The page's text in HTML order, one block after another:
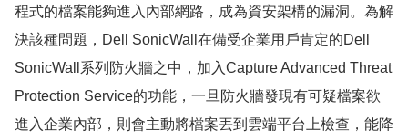
程式的檔案能夠進入內部網路，成為資安架構的漏洞。為解
決該種問題，Dell SonicWall在備受企業用戶肯定的Dell
SonicWall系列防火牆之中，加入Capture Advanced Threat
Protection Service的功能，一旦防火牆發現有可疑檔案欲
進入企業內部，則會主動將檔案丟到雲端平台上檢查，能降